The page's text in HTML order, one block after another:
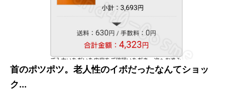
首のポツポツ。老人性のイボだったなんてショッ
ク...